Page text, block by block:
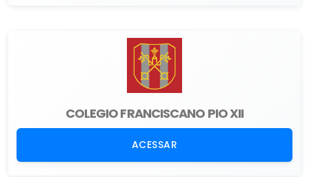
COLEGIO FRANCISCANO PIO XII
ACESSAR